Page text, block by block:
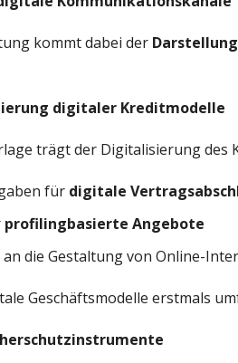
kommt dabei der
digitaler Kreditmodelle
trägt der Digitalisierung des
für digitale
profilingbasierte Angebote
die Gestaltung von Online-
Geschäftsmodelle erstmals